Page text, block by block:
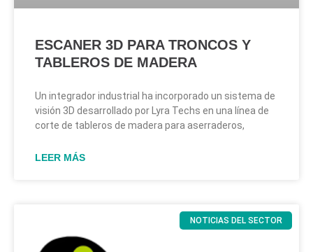
ESCANER 3D PARA TRONCOS Y
TABLEROS DE MADERA
Un integrador industrial ha incorporado un sistema de
visión 3D desarrollado por Lyra Techs en una línea de
corte de tableros de madera para aserraderos,
LEER MÁS
NOTICIAS DEL SECTOR